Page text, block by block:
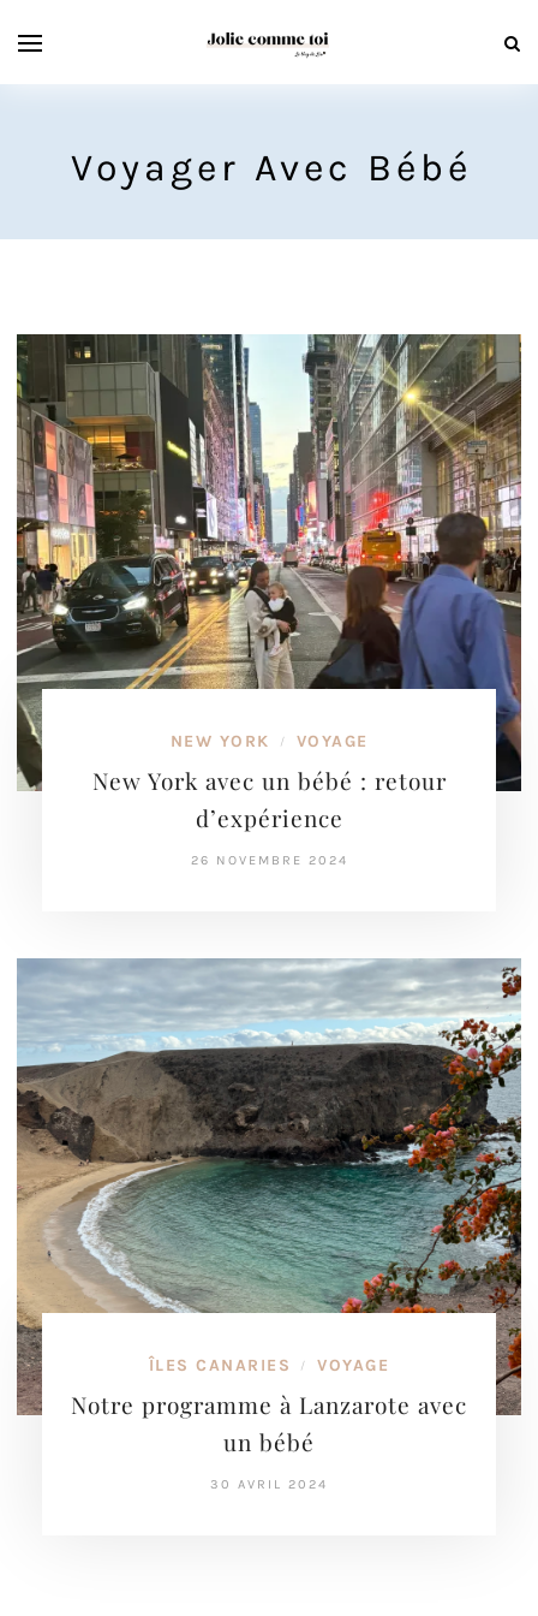
Voyager Avec Bébé
NEW YORK / VOYAGE
New York avec un bébé : retour
d’expérience
26 NOVEMBRE 2024
ÎLES CANARIES / VOYAGE
Notre programme à Lanzarote avec
un bébé
30 AVRIL 2024